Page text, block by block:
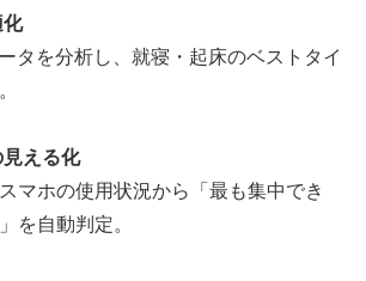
化
タを分析し、就寝・起床のベストタイ
える化
マホの使用状況から「最も集中でき
を自動判定。